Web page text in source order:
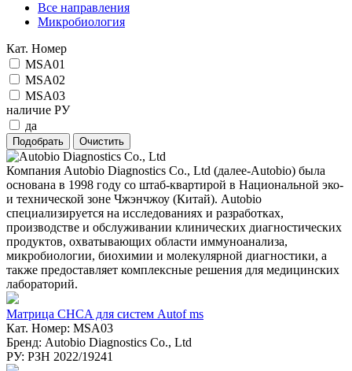
Все направления
Микробиология
Кат. Номер
MSA01
MSA02
MSA03
наличие РУ
да
Компания Autobio Diagnostics Co., Ltd (далее-Autobio) была
основана в 1998 году со штаб-квартирой в Национальной эко-
и технической зоне Чжэнчжоу (Китай). Autobio
специализируется на исследованиях и разработках,
производстве и обслуживании клинических диагностических
продуктов, охватывающих области иммуноанализа,
микробиологии, биохимии и молекулярной диагностики, а
также предоставляет комплексные решения для медицинских
лабораторий.
Матрица CHCA для систем Autof ms
Кат. Номер: MSA03
Бренд: Autobio Diagnostics Co., Ltd
РУ: РЗН 2022/19241